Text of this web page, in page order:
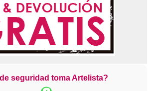
seguridad toma Artelista?